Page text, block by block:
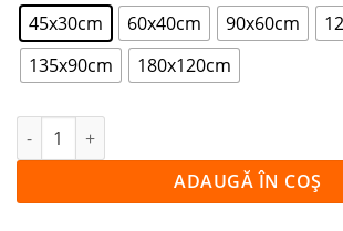
45x30cm 60x40cm 90x60cm
135x90cm
180x120cm
Cantitate Tablou BED AND BREAKFAST
ADAUGĂ ÎN COȘ